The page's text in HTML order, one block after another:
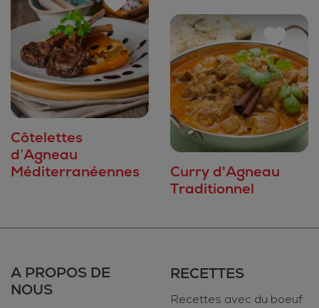
Côtelettes
d’Agneau
Méditerranéennes
Curry d'Agneau
Traditionnel
A PROPOS DE
NOUS
RECETTES
Recettes avec du boeuf